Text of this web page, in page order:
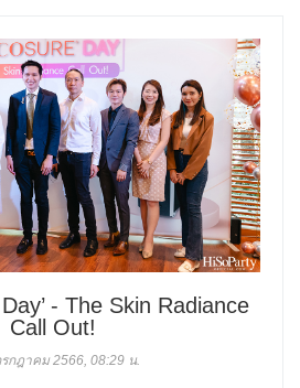
- The Skin Radiance
Call Out!
กฎาคม 2566, 08:29 น.